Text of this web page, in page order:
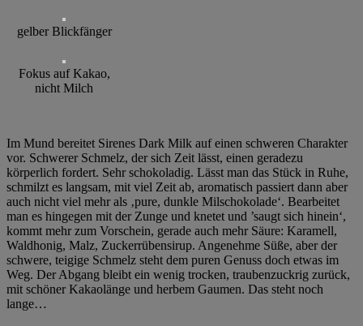
gelber Blickfänger
Fokus auf Kakao,
nicht Milch
Im Mund bereitet Sirenes Dark Milk auf einen schweren Charakter
vor. Schwerer Schmelz, der sich Zeit lässt, einen geradezu
körperlich fordert. Sehr schokoladig. Lässt man das Stück in Ruhe,
schmilzt es langsam, mit viel Zeit ab, aromatisch passiert dann aber
auch nicht viel mehr als ‚pure, dunkle Milschokolade‘. Bearbeitet
man es hingegen mit der Zunge und knetet und ’saugt sich hinein‘,
kommt mehr zum Vorschein, gerade auch mehr Säure: Karamell,
Waldhonig, Malz, Zuckerrübensirup. Angenehme Süße, aber der
schwere, teigige Schmelz steht dem puren Genuss doch etwas im
Weg. Der Abgang bleibt ein wenig trocken, traubenzuckrig zurück,
mit schöner Kakaolänge und herbem Gaumen. Das steht noch
lange…